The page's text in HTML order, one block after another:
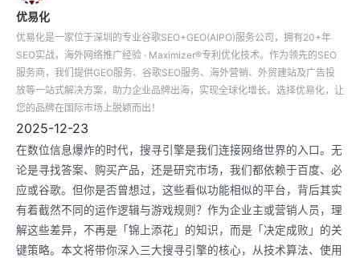
优易化
优易化是一家位于深圳的专业谷歌SEO+GEO(AIPO)服务公司，拥有20+年
SEO实战，海外网络推广经验 · Maximizer®专利优化技术。作为领先的SEO
服务商，我们提供GEO服务、谷歌SEO服务、海外营销、外贸建站及广告投
放等一站式解决方案，助力企业品牌出海，实现全球化增长。选择优易化，让
您的品牌在国际市场上脱颖而出！
2025-12-23
在数位信息爆炸的时代，搜寻引擎是我们连接网络世界的入口。无
论是寻找答案、购买产品，还是研究市场，我们都依赖于百度、必
应或谷歌。但你是否曾想过，这些看似功能相似的平台，背后其实
有着截然不同的运作逻辑与游戏规则？作为企业主或营销人员，理
解这些差异，不再是「锦上添花」的知识，而是「决定成败」的关
键策略。本文将带你深入三大搜寻引擎的核心，从技术算法、使用